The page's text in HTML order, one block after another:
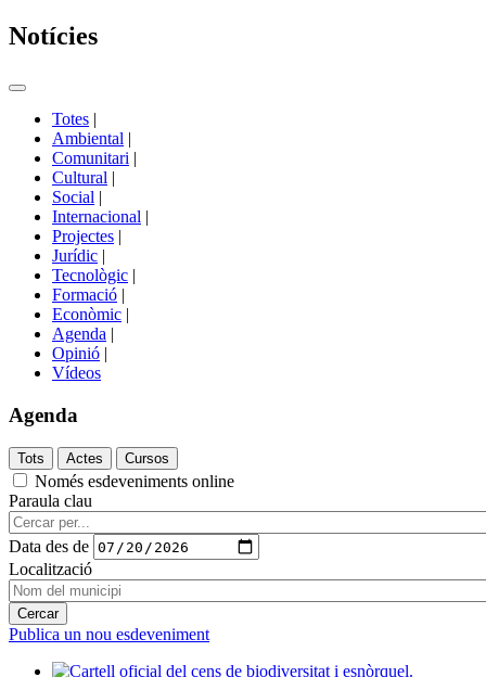
Notícies
Commutador
portals
Totes |
Ambiental |
Comunitari |
Cultural |
Social |
Internacional |
Projectes |
Jurídic |
Tecnològic |
Formació |
Econòmic |
Agenda |
Opinió |
Vídeos
Agenda
Només esdeveniments online
Paraula clau
Data des de
Localització
Publica un nou esdeveniment